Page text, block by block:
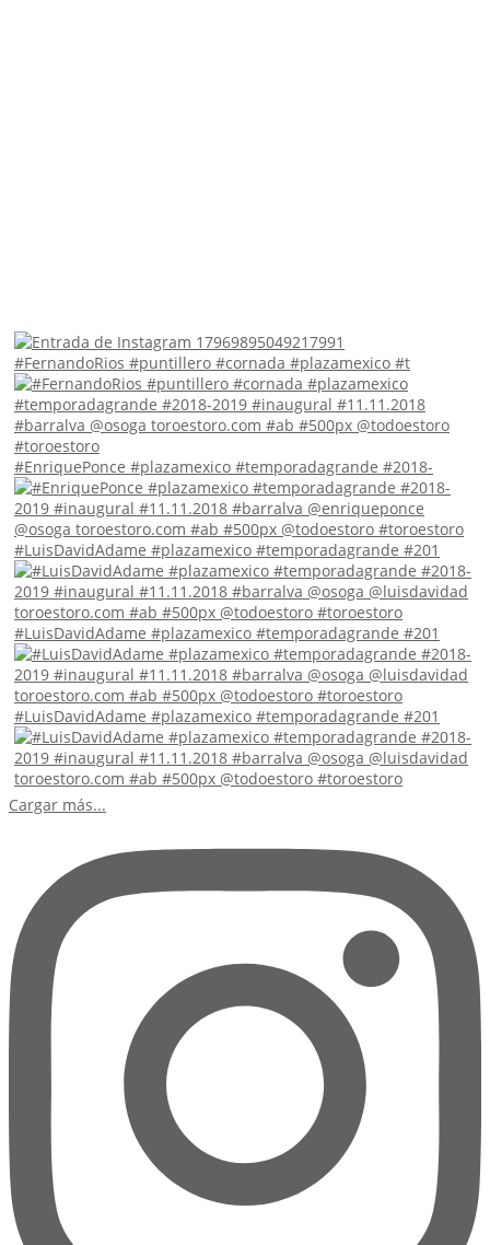
#FernandoRios #puntillero #cornada #plazamexico #t
#EnriquePonce #plazamexico #temporadagrande #2018-
#LuisDavidAdame #plazamexico #temporadagrande #201
#LuisDavidAdame #plazamexico #temporadagrande #201
#LuisDavidAdame #plazamexico #temporadagrande #201
Cargar más...